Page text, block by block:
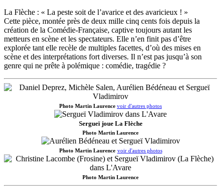
La Flèche : « La peste soit de l’avarice et des avaricieux ! »
Cette pièce, montée près de deux mille cinq cents fois depuis la
création de la Comédie-Française, captive toujours autant les
metteurs en scène et les spectateurs. Elle n’en finit pas d’être
explorée tant elle recèle de multiples facettes, d’où des mises en
scène et des interprétations fort diverses. Il n’est pas jusqu’à son
genre qui ne prête à polémique : comédie, tragédie ?
Photo Martin Laurence voir d'autres photos
Sergueï joue La Flèche
Photo Martin Laurence
Photo Martin Laurence voir d'autres photos
Photo Martin Laurence